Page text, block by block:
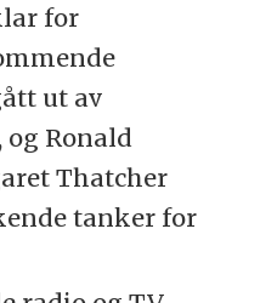
for
ut av
Ronald
Thatcher
tanker for